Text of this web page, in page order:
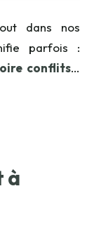
dans nos
parfois :
conflits…
à